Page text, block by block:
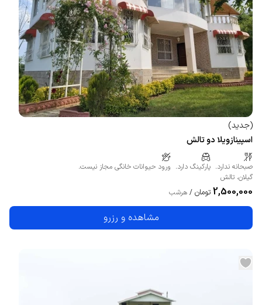
(جدید)
اسپینازویلا دو تالش
صبحانه ندارد. پارکینگ دارد. ورود حیوانات خانگی مجاز نیست.
گیلان، تالش
2,500,000 تومان / هرشب
مشاهده و رزرو